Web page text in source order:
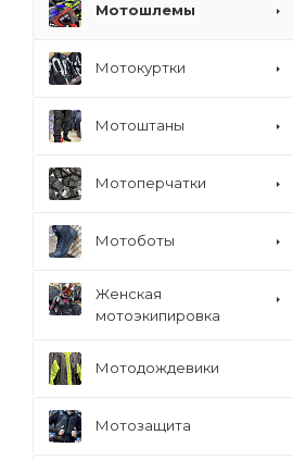
Мотошлемы
Мотокуртки
Мотоштаны
Мотоперчатки
Мотоботы
Женская
мотоэкипировка
Мотодождевики
Мотозащита